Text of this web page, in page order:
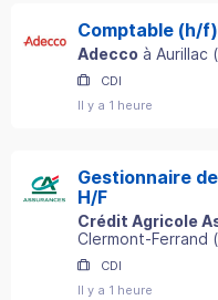
Comptable (h/f)
Adecco à Aurillac (
CDI
Il y a 1 heure
Gestionnaire
H/F
Crédit Agricole
Clermont-Ferrand (
CDI
Il y a 1 heure